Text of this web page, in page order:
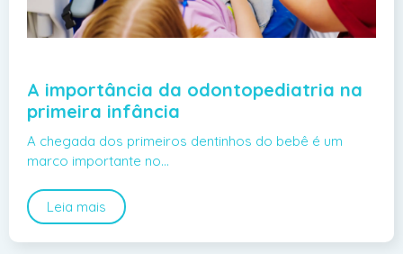
A importância da odontopediatria na
primeira infância
A chegada dos primeiros dentinhos do bebê é um
marco importante no…
Leia mais